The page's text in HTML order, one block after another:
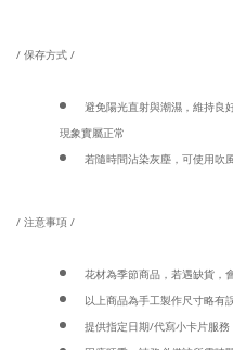
/ 保存方式 /
避免陽光直射與潮濕，維持良
現象實屬正常
若隨時間沾染灰塵，可使用吹
/ 注意事項 /
花材為季節商品，若遇缺貨，
以上商品為手工製作尺寸略有
提供指定日期/代寫小卡片服